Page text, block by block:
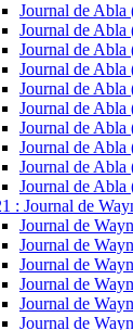
Journal de Abla
Journal de
Journal de Abla
Journal de
Journal de
Journal de Abla
Journal de Abla
Journal de Abla
Journal de Abla
Journal de Abla
: Journal de
Journal de
Journal de
Journal de
Journal de
Journal de
Journal de